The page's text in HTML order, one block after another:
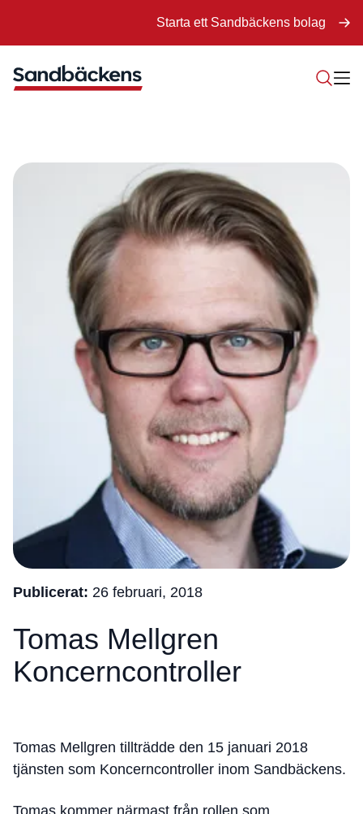
Starta ett Sandbäckens bolag
Publicerat: 26 februari, 2018
Tomas Mellgren
Koncerncontroller
Tomas Mellgren tillträdde den 15 januari 2018
tjänsten som Koncerncontroller inom Sandbäckens.